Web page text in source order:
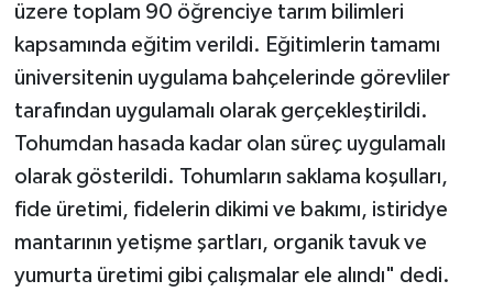
üzere toplam 90 öğrenciye tarım bilimleri
kapsamında eğitim verildi. Eğitimlerin tamamı
üniversitenin uygulama bahçelerinde görevliler
tarafından uygulamalı olarak gerçekleştirildi.
Tohumdan hasada kadar olan süreç uygulamalı
olarak gösterildi. Tohumların saklama koşulları,
fide üretimi, fidelerin dikimi ve bakımı, istiridye
mantarının yetişme şartları, organik tavuk ve
yumurta üretimi gibi çalışmalar ele alındı" dedi.